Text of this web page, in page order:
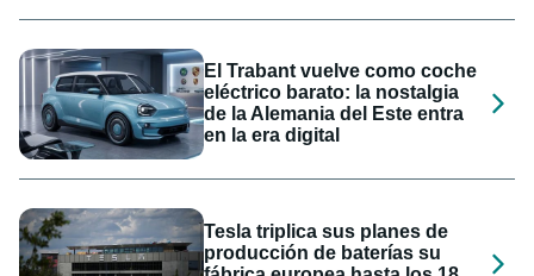
El Trabant vuelve como coche
eléctrico barato: la nostalgia
de la Alemania del Este entra
en la era digital
Tesla triplica sus planes de
producción de baterías su